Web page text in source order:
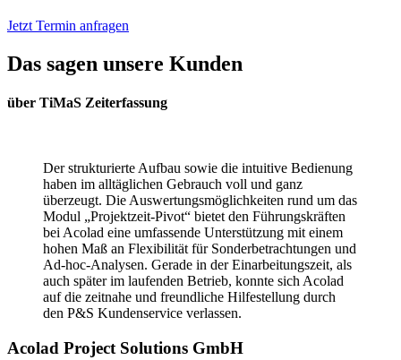
Jetzt Termin anfragen
Das sagen unsere Kunden
über TiMaS Zeiterfassung
Der strukturierte Aufbau sowie die intuitive Bedienung
haben im alltäglichen Gebrauch voll und ganz
überzeugt. Die Auswertungsmöglichkeiten rund um das
Modul „Projektzeit-Pivot“ bietet den Führungskräften
bei Acolad eine umfassende Unterstützung mit einem
hohen Maß an Flexibilität für Sonderbetrachtungen und
Ad-hoc-Analysen. Gerade in der Einarbeitungszeit, als
auch später im laufenden Betrieb, konnte sich Acolad
auf die zeitnahe und freundliche Hilfestellung durch
den P&S Kundenservice verlassen.
Acolad Project Solutions GmbH